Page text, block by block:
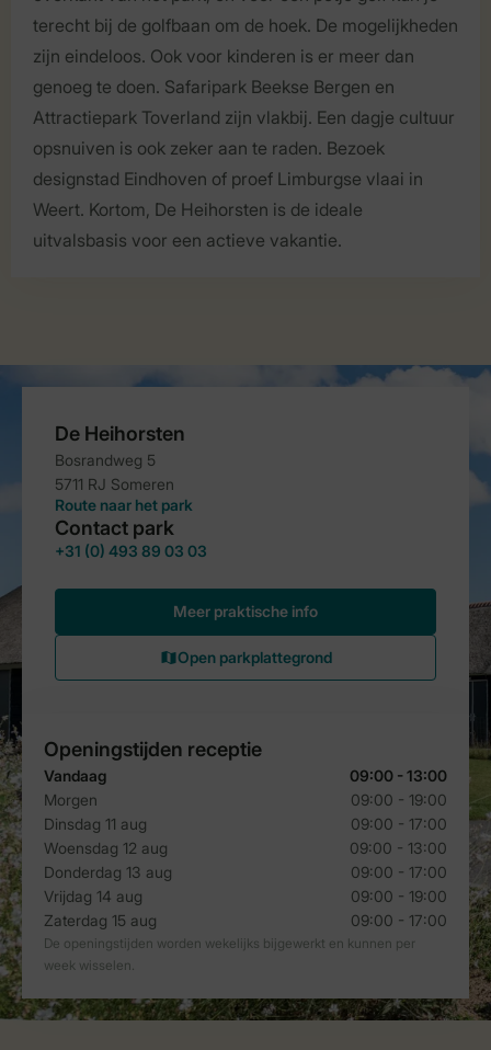
terecht bij de golfbaan om de hoek. De mogelijkheden
zijn eindeloos. Ook voor kinderen is er meer dan
genoeg te doen. Safaripark Beekse Bergen en
Attractiepark Toverland zijn vlakbij. Een dagje cultuur
opsnuiven is ook zeker aan te raden. Bezoek
designstad Eindhoven of proef Limburgse vlaai in
Weert. Kortom, De Heihorsten is de ideale
uitvalsbasis voor een actieve vakantie.